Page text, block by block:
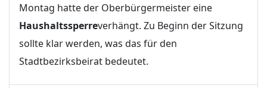
Montag hatte der Oberbürgermeister eine
Haushaltssperreverhängt. Zu Beginn der Sitzung
sollte klar werden, was das für den
Stadtbezirksbeirat bedeutet.